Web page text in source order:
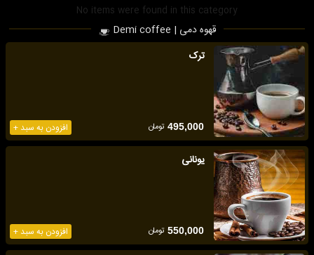
No items were found in this category
قهوه دمی | Demi coffee
ترک
افزودن به سبد + 495,000 تومان
یونانی
افزودن به سبد + 550,000 تومان